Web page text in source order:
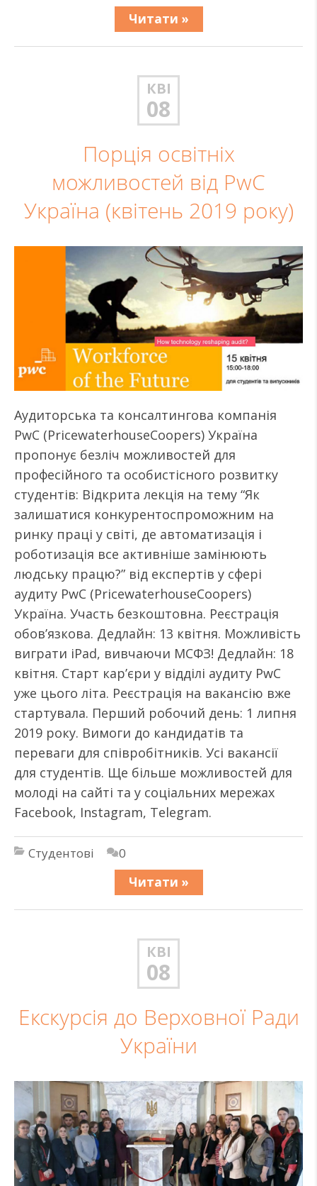
Читати »
КВІ
08
Порція освітніх
можливостей від PwC
Україна (квітень 2019 року)
Аудиторська та консалтингова компанія
PwC (PricewaterhouseCoopers) Україна
пропонує безліч можливостей для
професійного та особистісного розвитку
студентів: Відкрита лекція на тему “Як
залишатися конкурентоспроможним на
ринку праці у світі, де автоматизація і
роботизація все активніше замінюють
людську працю?” від експертів у сфері
аудиту PwC (PricewaterhouseCoopers)
Україна. Участь безкоштовна. Реєстрація
обов’язкова. Дедлайн: 13 квітня. Можливість
виграти iPad, вивчаючи МСФЗ! Дедлайн: 18
квітня. Старт кар’єри у відділі аудиту PwC
уже цього літа. Реєстрація на вакансію вже
стартувала. Перший робочий день: 1 липня
2019 року. Вимоги до кандидатів та
переваги для співробітників. Усі вакансії
для студентів. Ще більше можливостей для
молоді на сайті та у соціальних мережах
Facebook, Instagram, Telegram.
Студентові
0
Читати »
КВІ
08
Екскурсія до Верховної Ради
України